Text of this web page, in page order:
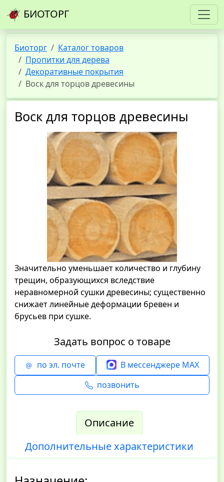
БИОТОРГ
Биоторг
Каталог товаров
Пропитки для дерева
Декоративные покрытия
Воск для торцов древесины
Воск для торцов древесины
Значительно уменьшает количество и глубину
трещин, образующихся вследствие
неравномерной сушки древесины; существенно
снижает линейные деформации бревен и
брусьев при сушке.
Задать вопрос о товаре
по эл. почте
В мессенджере MAX
позвонить
Описание
Дополнительные характеристики